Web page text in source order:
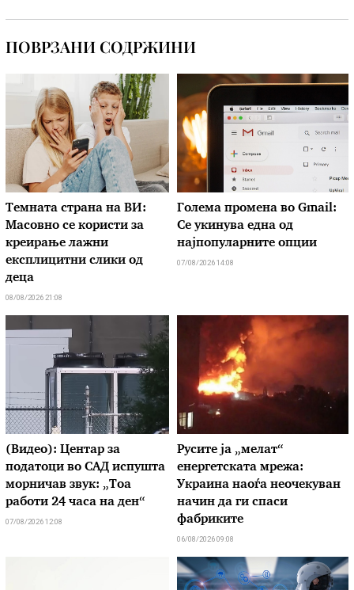
ПОВРЗАНИ СОДРЖИНИ
Темната страна на ВИ:
Масовно се користи за
креирање лажни
експлицитни слики од
деца
08/08/2026 21:08
Голема промена во Gmail:
Се укинува една од
најпопуларните опции
07/08/2026 14:08
(Видео): Центар за
податоци во САД испушта
морничав звук: „Тоа
работи 24 часа на ден“
07/08/2026 12:08
Русите ја „мелат“
енергетската мрежа:
Украина наоѓа неочекуван
начин да ги спаси
фабриките
06/08/2026 09:08